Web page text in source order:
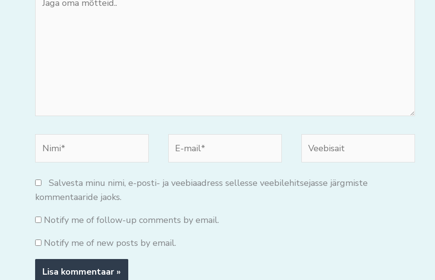
oma
mail*
Salvesta minu nimi, e-posti- ja veebiaadress sellesse veebilehitsejasse järgmiste
kommentaaride jaoks.
Notify me of follow-up comments by email.
Notify me of new posts by email.